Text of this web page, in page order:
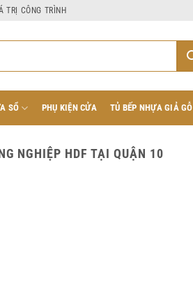
TRỊ CÔNG TRÌNH
SỔ PHỤ KIỆN CỬA TỦ BẾP NHỰA GIẢ GỖ
NGHIỆP HDF TẠI QUẬN 10